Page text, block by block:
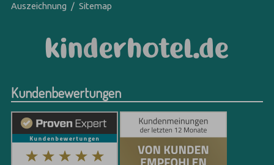
Auszeichnung
Sitemap
Kundenbewertungen